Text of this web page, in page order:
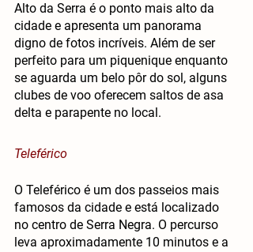
Alto da Serra é o ponto mais alto da
cidade e apresenta um panorama
digno de fotos incríveis. Além de ser
perfeito para um piquenique enquanto
se aguarda um belo pôr do sol, alguns
clubes de voo oferecem saltos de asa
delta e parapente no local.
Teleférico
O Teleférico é um dos passeios mais
famosos da cidade e está localizado
no centro de Serra Negra. O percurso
leva aproximadamente 10 minutos e a